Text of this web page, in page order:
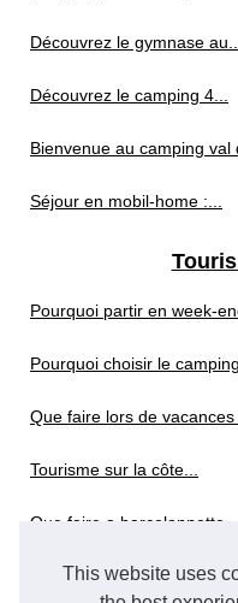
This website uses
Découvrez le gymnase au...
Découvrez le camping 4...
Bienvenue au camping val
Séjour en mobil-home :...
Pourquoi partir en week-
Pourquoi choisir le
Que faire lors de vacances
Tourisme sur la côte...
Que faire a barcelonnette...
Demi-pension : conseils